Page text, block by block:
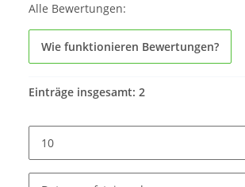
Alle Bewertungen:
Wie funktionieren Bewertungen?
Einträge insgesamt: 2